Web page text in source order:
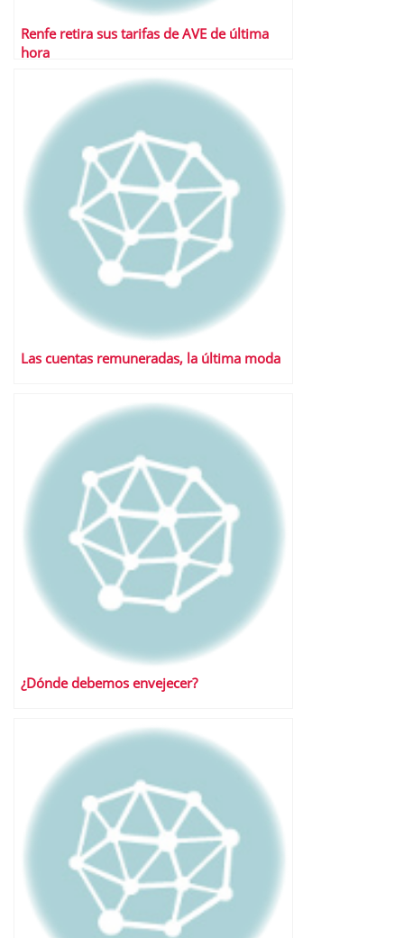
Renfe retira sus tarifas de AVE de última
hora
Las cuentas remuneradas, la última moda
¿Dónde debemos envejecer?